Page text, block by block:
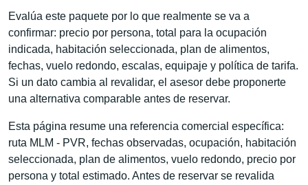
Evalúa este paquete por lo que realmente se va a
confirmar: precio por persona, total para la ocupación
indicada, habitación seleccionada, plan de alimentos,
fechas, vuelo redondo, escalas, equipaje y política de tarifa.
Si un dato cambia al revalidar, el asesor debe proponerte
una alternativa comparable antes de reservar.
Esta página resume una referencia comercial específica:
ruta MLM - PVR, fechas observadas, ocupación, habitación
seleccionada, plan de alimentos, vuelo redondo, precio por
persona y total estimado. Antes de reservar se revalida